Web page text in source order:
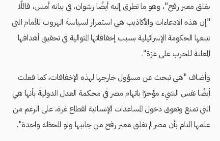
بغلق معبر رفح"، وهو ما تطرق إليه أيضًا رشوان، في بيانه أمس، قائلًا
"إن هذه الادعاءات والأكاذيب هي استمرار لسياسة الهروب للأمام التي
تتبعها الحكومة الإسرائيلية بسبب إخفاقاتها المتوالية في تحقيق أهدافها
المعلنة للحرب على غزة".
وأضاف "هي تبحث عن مسؤول خارجها لهذه الإخفاقات، كما فعلت
أيضًا نفس الشيء مؤخرًا باتهام مصر في محكمة العدل الدولية بأنها هي
التي تمنع وتعوق دخول المساعدات الإنسانية لقطاع غزة، على الرغم من
علمها التام بأن مصر لم تغلق معبر رفح من جانبها ولو للحظة واحدة".